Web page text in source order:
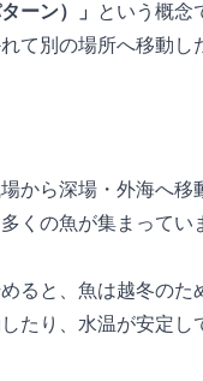
ーン）」
という概念
て別の場所へ移動し
から深場・外海へ移
くの魚が集まってい
ると、魚は越冬のた
たり、水温が安定